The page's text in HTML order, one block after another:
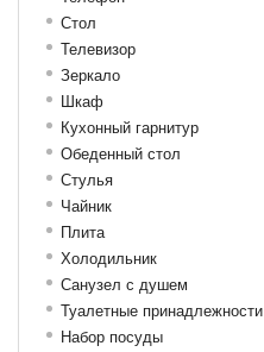
Стол
Телевизор
Зеркало
Шкаф
Кухонный гарнитур
Обеденный стол
Стулья
Чайник
Плита
Холодильник
Санузел с душем
Туалетные принадлежности
Набор посуды